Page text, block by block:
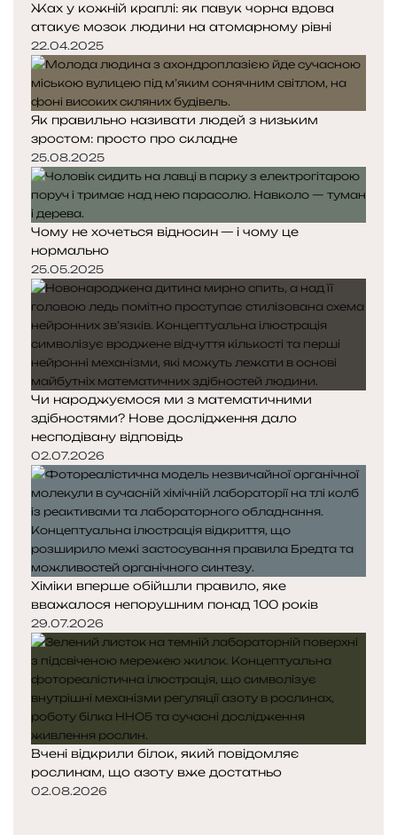
Жах у кожній краплі: як павук чорна вдова
атакує мозок людини на атомарному рівні
22.04.2025
Як правильно називати людей з низьким
зростом: просто про складне
25.08.2025
Чому не хочеться відносин — і чому це
нормально
25.05.2025
Чи народжуємося ми з математичними
здібностями? Нове дослідження дало
несподівану відповідь
02.07.2026
Хіміки вперше обійшли правило, яке
вважалося непорушним понад 100 років
29.07.2026
Вчені відкрили білок, який повідомляє
рослинам, що азоту вже достатньо
02.08.2026